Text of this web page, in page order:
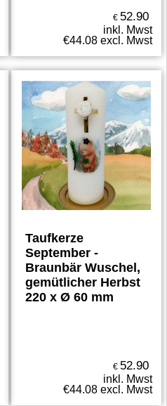
€ 52.90
inkl. Mwst
€44.08 excl. Mwst
Taufkerze
September -
Braunbär Wuschel,
gemütlicher Herbst
220 x Ø 60 mm
€ 52.90
inkl. Mwst
€44.08 excl. Mwst